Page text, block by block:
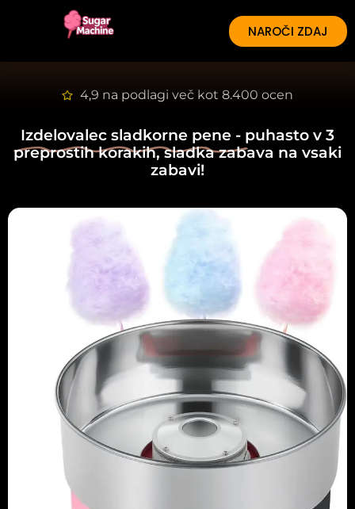
NAROČI ZDAJ
4,9 na podlagi več kot 8.400 ocen
Izdelovalec sladkorne pene - puhasto v 3
preprostih korakih, sladka zabava na vsaki
zabavi!